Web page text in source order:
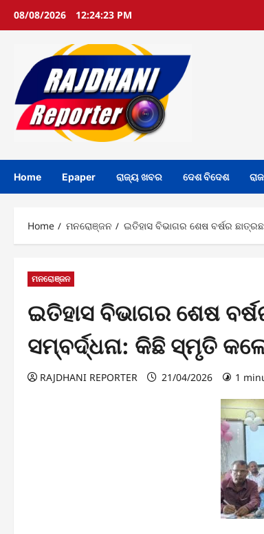
08/08/2026 12:24:24 PM
Home Epaper ରାଜ୍ୟ ଖବର ଦେଶ ବିଦେଶ
Home ମନରୋଞ୍ଜନ ଇତିହାସ ବିଭାଗର ଶେଷ ବର୍ଷର
ମନରୋଞ୍ଜନ
ଇତିହାସ ବିଭାଗର ଶେଷ
ସମ୍ବର୍ଦ୍ଧନା: କିଛି ସ୍ମୃତି
RAJDHANI REPORTER 21/04/2026 1